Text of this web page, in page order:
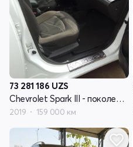
73 281 186 UZS
Chevrolet Spark III - поколение
2019 159 000 км